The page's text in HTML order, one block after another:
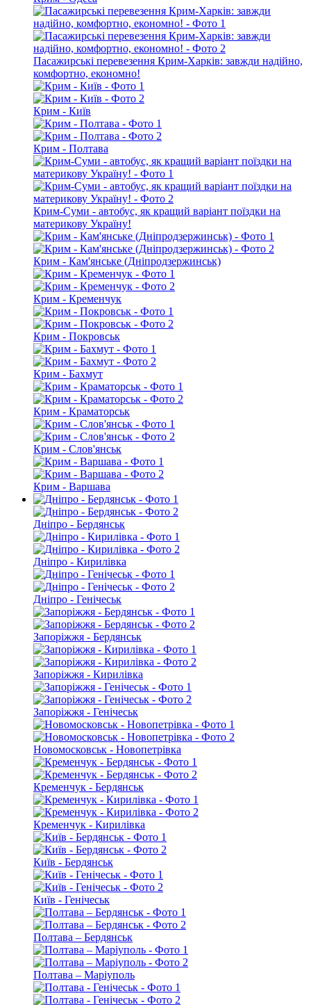
Пасажирські перевезення Крим-Харків: завжди надійно,
комфортно, економно!
Крим - Київ
Крим - Полтава
Крим-Суми - автобус, як кращий варіант поїздки на
материкову Україну!
Крим - Кам'янське (Дніпродзержинськ)
Крим - Кременчук
Крим - Покровськ
Крим - Бахмут
Крим - Краматорськ
Крим - Слов'янськ
Крим - Варшава
Дніпро - Бердянськ
Дніпро - Кирилівка
Дніпро - Генічеськ
Запоріжжя - Бердянськ
Запоріжжя - Кирилівка
Запоріжжя - Генічеськ
Новомосковськ - Новопетрівка
Кременчук - Бердянськ
Кременчук - Кирилівка
Київ - Бердянськ
Київ - Генічеськ
Полтава – Бердянськ
Полтава – Маріуполь